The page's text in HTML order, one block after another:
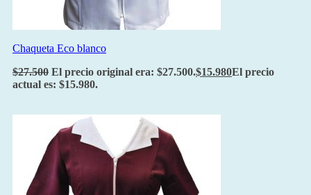
Chaqueta Eco blanco
$27.500 El precio original era: $27.500.$15.980El precio
actual es: $15.980.